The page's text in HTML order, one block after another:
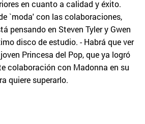
en cuanto a calidad y éxito.
`moda' con las colaboraciones,
pensando en Steven Tyler y Gwen
disco de estudio. - Habrá que ver
Princesa del Pop, que ya logró
colaboración con Madonna en su
quiere superarlo.